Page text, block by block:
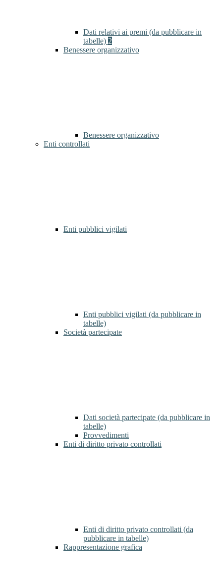
Dati relativi ai premi (da pubblicare in
tabelle) 2
Benessere organizzativo
Benessere organizzativo
Enti controllati
Enti pubblici vigilati
Enti pubblici vigilati (da pubblicare in
tabelle)
Società partecipate
Dati società partecipate (da pubblicare in
tabelle)
Provvedimenti
Enti di diritto privato controllati
Enti di diritto privato controllati (da
pubblicare in tabelle)
Rappresentazione grafica